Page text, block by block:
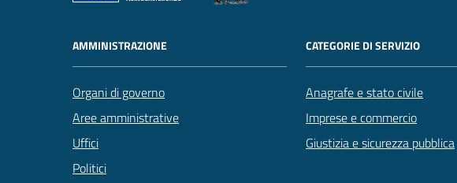
AMMINISTRAZIONE
Organi di governo
Aree amministrative
Uffici
Politici
CATEGORIE DI SERVIZIO
Anagrafe e stato civile
Imprese e commercio
Giustizia e sicurezza pubblica